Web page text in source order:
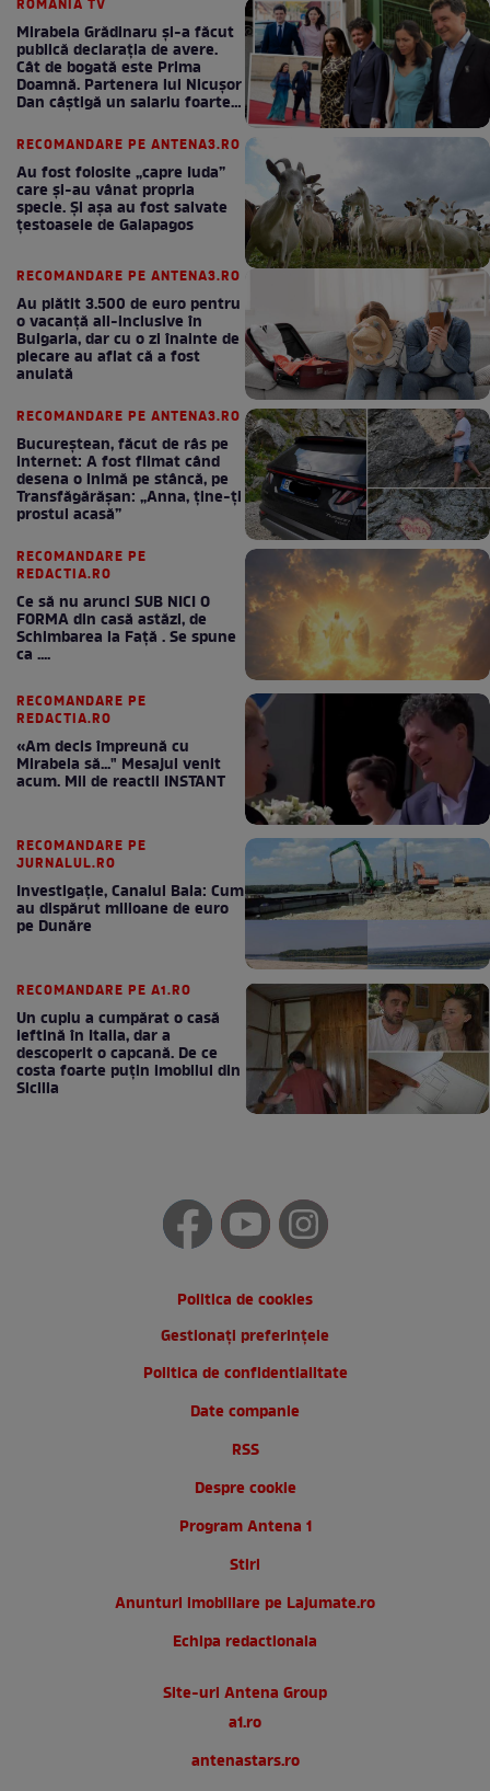
ROMANIA TV
Mirabela Grădinaru și-a făcut
publică declarația de avere.
Cât de bogată este Prima
Doamnă. Partenera lui Nicușor
Dan câștigă un salariu foarte
RECOMANDARE PE ANTENA3.RO
Au fost folosite „capre Iuda”
care și-au vânat propria
specie. Și așa au fost salvate
țestoasele de Galapagos
RECOMANDARE PE ANTENA3.RO
Au plătit 3.500 de euro pentru
o vacanță all-inclusive în
Bulgaria, dar cu o zi înainte de
plecare au aflat că a fost
anulată
RECOMANDARE PE ANTENA3.RO
Bucureștean, făcut de râs pe
internet: A fost filmat când
desena o inimă pe stâncă, pe
Transfăgărășan: „Anna, ține-ți
prostul acasă”
RECOMANDARE PE
REDACTIA.RO
Ce să nu arunci SUB NICI O
FORMA din casă astăzi, de
Schimbarea la Față . Se spune
ca ....
RECOMANDARE PE
REDACTIA.RO
«Am decis împreună cu
Mirabela să..." Mesajul venit
acum. Mii de reactii INSTANT
RECOMANDARE PE
JURNALUL.RO
Investigație, Canalul Bala: Cum
au dispărut milioane de euro
pe Dunăre
RECOMANDARE PE A1.RO
Un cuplu a cumpărat o casă
ieftină în Italia, dar a
descoperit o capcană. De ce
costa foarte puțin imobilul din
Sicilia
Politica de cookies
Gestionați preferințele
Politica de confidentialitate
Date companie
RSS
Despre cookie
Program Antena 1
Stiri
Anunturi imobiliare pe Lajumate.ro
Echipa redactionala
Site-uri Antena Group
a1.ro
antenastars.ro